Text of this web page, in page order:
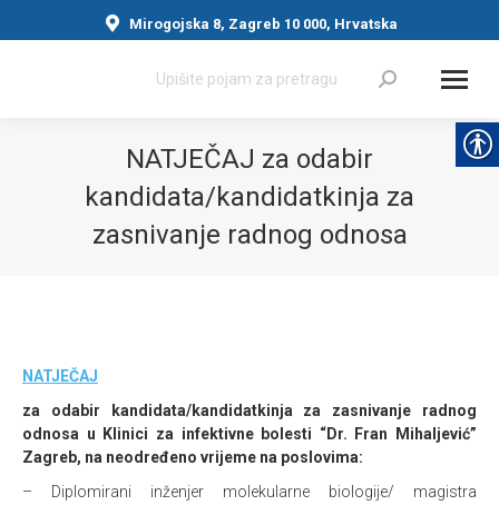
Mirogojska 8, Zagreb 10 000, Hrvatska
Search:
NATJEČAJ za odabir
kandidata/kandidatkinja za
zasnivanje radnog odnosa
NATJEČAJ
za odabir kandidata/kandidatkinja za zasnivanje radnog
odnosa u Klinici za infektivne bolesti “Dr. Fran Mihaljević”
Zagreb, na neodređeno vrijeme na poslovima:
– Diplomirani inženjer molekularne biologije/ magistra